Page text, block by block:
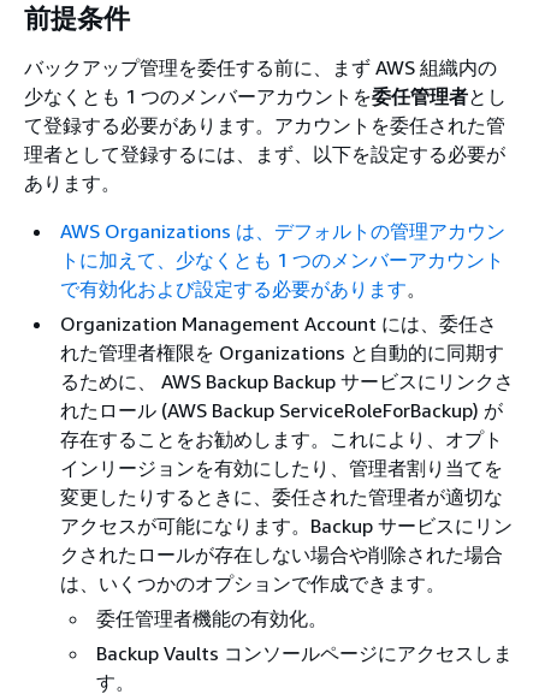
前提条件
バックアップ管理を委任する前に、まず AWS 組織内の
少なくとも 1 つのメンバーアカウントを委任管理者とし
て登録する必要があります。アカウントを委任された管
理者として登録するには、まず、以下を設定する必要が
あります。
AWS Organizations は、デフォルトの管理アカウン
トに加えて、少なくとも 1 つのメンバーアカウント
で有効化および設定する必要があります。
Organization Management Account には、委任さ
れた管理者権限を Organizations と自動的に同期す
るために、 AWS Backup Backup サービスにリンクさ
れたロール (AWS Backup ServiceRoleForBackup) が
存在することをお勧めします。これにより、オプト
インリージョンを有効にしたり、管理者割り当てを
変更したりするときに、委任された管理者が適切な
アクセスが可能になります。Backup サービスにリン
クされたロールが存在しない場合や削除された場合
は、いくつかのオプションで作成できます。
委任管理者機能の有効化。
Backup Vaults コンソールページにアクセスしま
す。